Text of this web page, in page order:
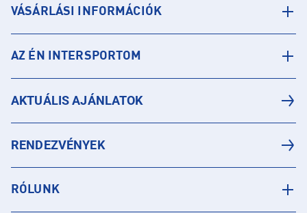
VÁSÁRLÁSI INFORMÁCIÓK
AZ ÉN INTERSPORTOM
AKTUÁLIS AJÁNLATOK
RENDEZVÉNYEK
RÓLUNK